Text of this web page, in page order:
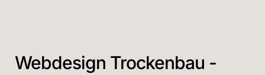
Webdesign Trockenbau -